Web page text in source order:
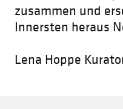
zusammen und
Innersten heraus
Lena Hoppe